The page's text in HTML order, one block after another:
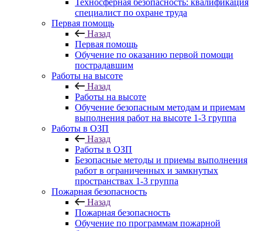
Техносферная безопасность: квалификация
специалист по охране труда
Первая помощь
Назад
Первая помощь
Обучение по оказанию первой помощи
пострадавшим
Работы на высоте
Назад
Работы на высоте
Обучение безопасным методам и приемам
выполнения работ на высоте 1-3 группа
Работы в ОЗП
Назад
Работы в ОЗП
Безопасные методы и приемы выполнения
работ в ограниченных и замкнутых
пространствах 1-3 группа
Пожарная безопасность
Назад
Пожарная безопасность
Обучение по программам пожарной